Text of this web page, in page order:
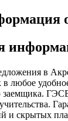
в
в любое
заемщика.
и скрытых